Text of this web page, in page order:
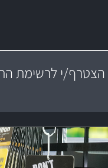
יותר מ- 400 מוצרי טיפוח לרכב
בקרו במחלקת מוצרי
מקצועיות
ושירות מצויין
הצטרף/י לרשימת